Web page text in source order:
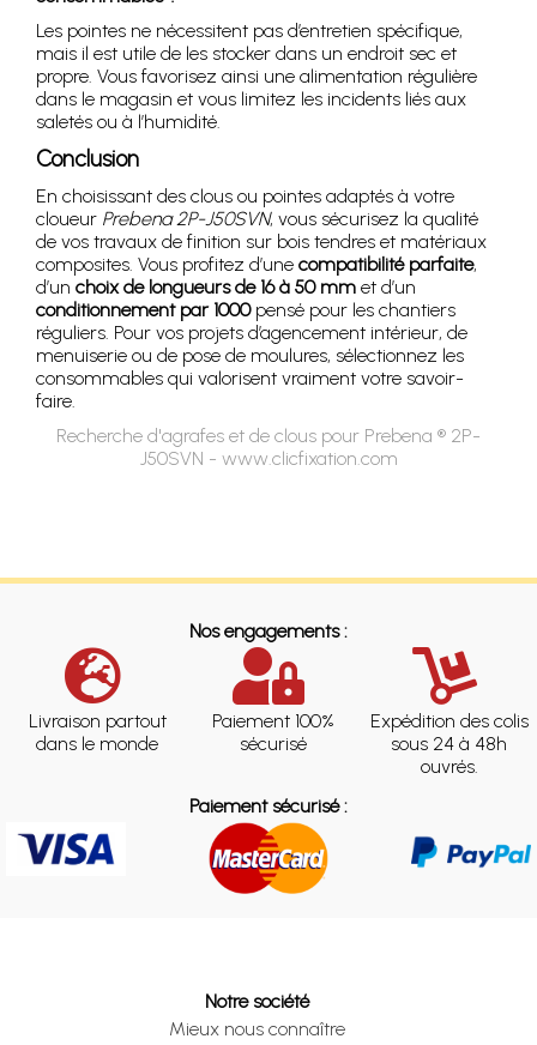
Les pointes ne nécessitent pas d’entretien spécifique,
mais il est utile de les stocker dans un endroit sec et
propre. Vous favorisez ainsi une alimentation régulière
dans le magasin et vous limitez les incidents liés aux
saletés ou à l’humidité.
Conclusion
En choisissant des clous ou pointes adaptés à votre
cloueur Prebena 2P-J50SVN, vous sécurisez la qualité
de vos travaux de finition sur bois tendres et matériaux
composites. Vous profitez d’une compatibilité parfaite,
d’un choix de longueurs de 16 à 50 mm et d’un
conditionnement par 1000pensé pour les chantiers
réguliers. Pour vos projets d’agencement intérieur, de
menuiserie ou de pose de moulures, sélectionnez les
consommables qui valorisent vraiment votre savoir-
faire.
Recherche d'agrafes et de clous pour Prebena ® 2P-
J50SVN - www.clicfixation.com
Nos engagements :
Livraison partout
dans le monde
Paiement 100%
sécurisé
Expédition des colis
sous 24 à 48h
ouvrés.
Paiement sécurisé :
Notre société
Mieux nous connaître